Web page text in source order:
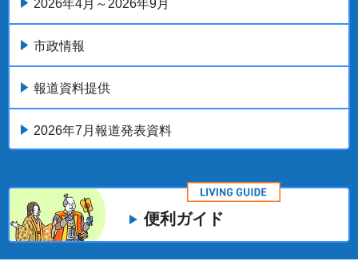
2026年4月～2026年9月
市政情報
報道資料提供
2026年7月報道発表資料
便利ガイド